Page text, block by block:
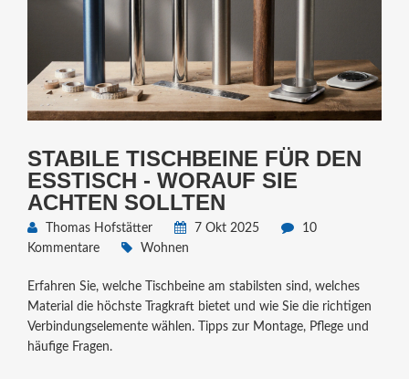
STABILE TISCHBEINE FÜR DEN
ESSTISCH - WORAUF SIE
ACHTEN SOLLTEN
Thomas Hofstätter 7 Okt 2025
10
Kommentare
Wohnen
Erfahren Sie, welche Tischbeine am stabilsten sind, welches
Material die höchste Tragkraft bietet und wie Sie die richtigen
Verbindungselemente wählen. Tipps zur Montage, Pflege und
häufige Fragen.